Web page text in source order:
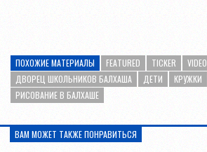
ПОХОЖИЕ МАТЕРИАЛЫ FEATURED TICKER VIDEO
ДВОРЕЦ ШКОЛЬНИКОВ БАЛХАША
ДЕТИ КРУЖКИ
РИСОВАНИЕ В БАЛХАШЕ
ВАМ МОЖЕТ ТАКЖЕ ПОНРАВИТЬСЯ